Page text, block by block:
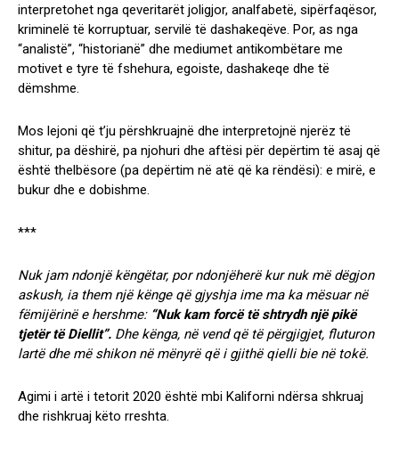
interpretohet nga qeveritarët joligjor, analfabetë, sipërfaqësor,
kriminelë të korruptuar, servilë të dashakeqëve. Por, as nga
“analistë”, “historianë” dhe mediumet antikombëtare me
motivet e tyre të fshehura, egoiste, dashakeqe dhe të
dëmshme.
Mos lejoni që t’ju përshkruajnë dhe interpretojnë njerëz të
shitur, pa dëshirë, pa njohuri dhe aftësi për depërtim të asaj që
është thelbësore (pa depërtim në atë që ka rëndësi): e mirë, e
bukur dhe e dobishme.
***
Nuk jam ndonjë këngëtar, por ndonjëherë kur nuk më dëgjon
askush, ia them një kënge që gjyshja ime ma ka mësuar në
fëmijërinë e hershme: “Nuk kam forcë të shtrydh një pikë
tjetër të Diellit”. Dhe kënga, në vend që të përgjigjet, fluturon
lartë dhe më shikon në mënyrë që i gjithë qielli bie në tokë.
Agimi i artë i tetorit 2020 është mbi Kaliforni ndërsa shkruaj
dhe rishkruaj këto rreshta.